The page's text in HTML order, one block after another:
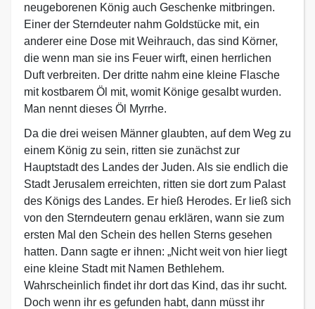
neugeborenen König auch Geschenke mitbringen.
Einer der Sterndeuter nahm Goldstücke mit, ein
anderer eine Dose mit Weihrauch, das sind Körner,
die wenn man sie ins Feuer wirft, einen herrlichen
Duft verbreiten. Der dritte nahm eine kleine Flasche
mit kostbarem Öl mit, womit Könige gesalbt wurden.
Man nennt dieses Öl Myrrhe.
Da die drei weisen Männer glaubten, auf dem Weg zu
einem König zu sein, ritten sie zunächst zur
Hauptstadt des Landes der Juden. Als sie endlich die
Stadt Jerusalem erreichten, ritten sie dort zum Palast
des Königs des Landes. Er hieß Herodes. Er ließ sich
von den Sterndeutern genau erklären, wann sie zum
ersten Mal den Schein des hellen Sterns gesehen
hatten. Dann sagte er ihnen: „Nicht weit von hier liegt
eine kleine Stadt mit Namen Bethlehem.
Wahrscheinlich findet ihr dort das Kind, das ihr sucht.
Doch wenn ihr es gefunden habt, dann müsst ihr